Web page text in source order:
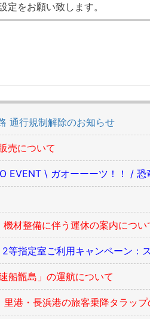
をお願い致します。
通行規制解除のお知らせ
売について
EVENT \ ガオーーーツ！！ / 恐
機材整備に伴う運休の案内につい
2等指定室ご利用キャンペーン：
船甑島」の運航について
里港・長浜港の旅客乗降タラッ